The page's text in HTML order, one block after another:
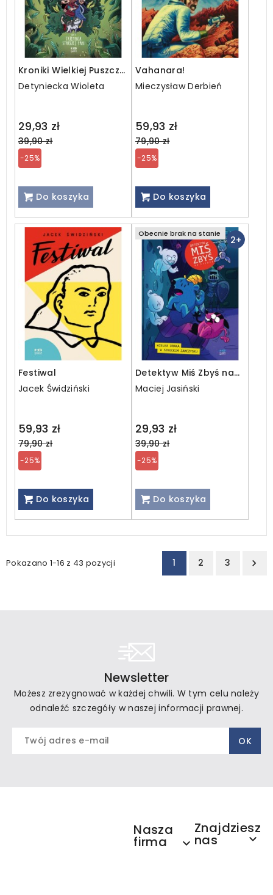
Kroniki Wielkiej Puszczy
tom 1. Tajemnica
starszej pani
Detyniecka Wioleta
29,93 zł
Regular
price
39,90 zł
-25%
Do koszyka
Vahanara!
Mieczysław Derbień
59,93 zł
Regular
price
79,90 zł
-25%
Do koszyka
Festiwal
Jacek Świdziński
59,93 zł
Regular
price
79,90 zł
-25%
Do koszyka
2+
Obecnie brak na stanie
Detektyw Miś Zbyś na
tropie. Wielka draka w
szkockim zamczysku
Maciej Jasiński
29,93 zł
Regular
price
39,90 zł
-25%
Do koszyka
Pokazano 1-16 z 43 pozycji 1 2 3 
Newsletter
Możesz zrezygnować w każdej chwili. W tym celu należy
odnaleźć szczegóły w naszej informacji prawnej.
Nasza
firma 
Znajdziesz
nas 